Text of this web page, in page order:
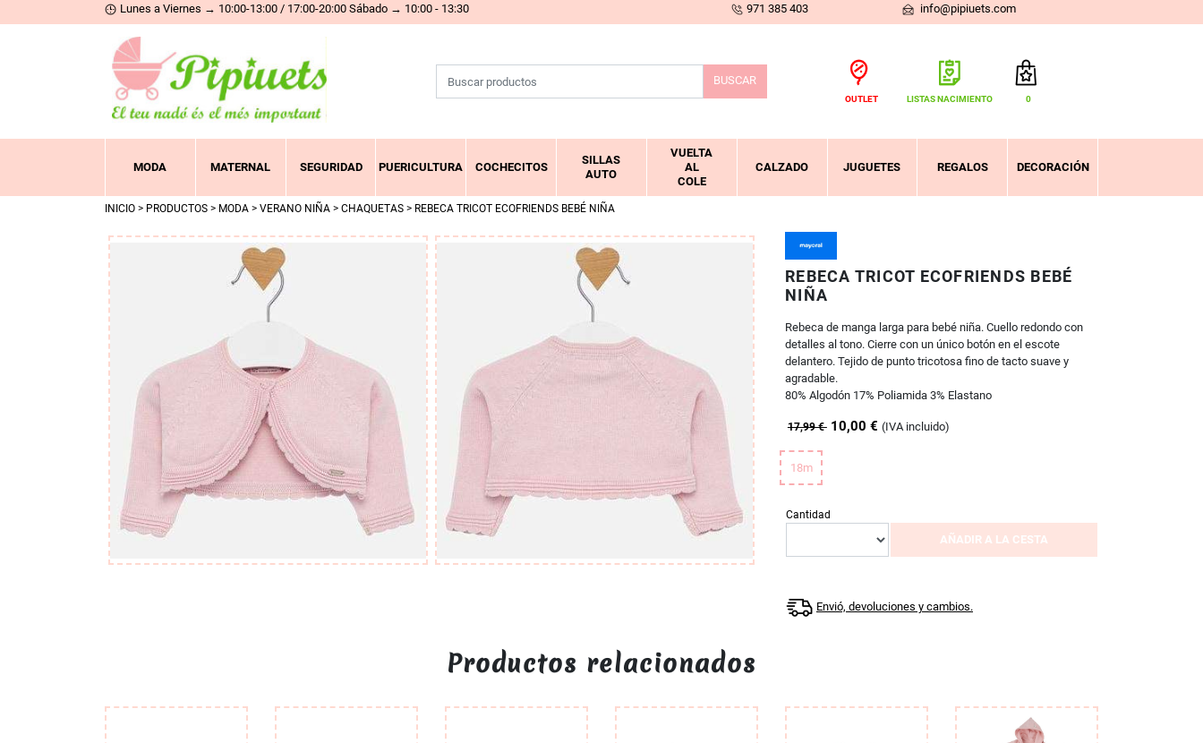
Lunes a Viernes → 10:00-13:00 / 17:00-20:00 Sábado → 10:00 - 13:30 971 385 403 info@pipiuets.com
BUSCAR
OUTLET LISTAS NACIMIENTO 0
VER CESTA
MODA MATERNAL SEGURIDAD PUERICULTURA COCHECITOS
SILLAS
AUTO
VUELTA
AL
COLE
CALZADO JUGUETES REGALOS DECORACIÓN
INICIO > PRODUCTOS > MODA > VERANO NIÑA > CHAQUETAS > REBECA TRICOT ECOFRIENDS BEBÉ NIÑA
REBECA TRICOT ECOFRIENDS BEBÉ
NIÑA
Rebeca de manga larga para bebé niña. Cuello redondo con
detalles al tono. Cierre con un único botón en el escote
delantero. Tejido de punto tricotosa fino de tacto suave y
agradable.
80% Algodón 17% Poliamida 3% Elastano
17,99 € 10,00 € (IVA incluido)
18m
Cantidad
AÑADIR A LA CESTA
Envió, devoluciones y cambios.
Productos relacionados